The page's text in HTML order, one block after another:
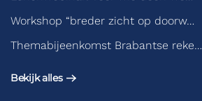
Workshop “breder zicht op doorw…
Themabijeenkomst Brabantse reke…
Bekijk alles